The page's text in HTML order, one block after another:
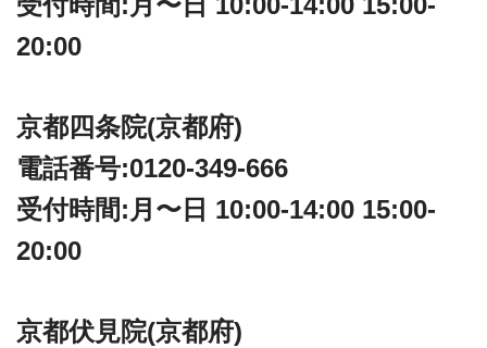
20:00
京都四条院(京都府)
電話番号:0120-349-666
受付時間:月〜日 10:00-14:00 15:00-
20:00
京都伏見院(京都府)